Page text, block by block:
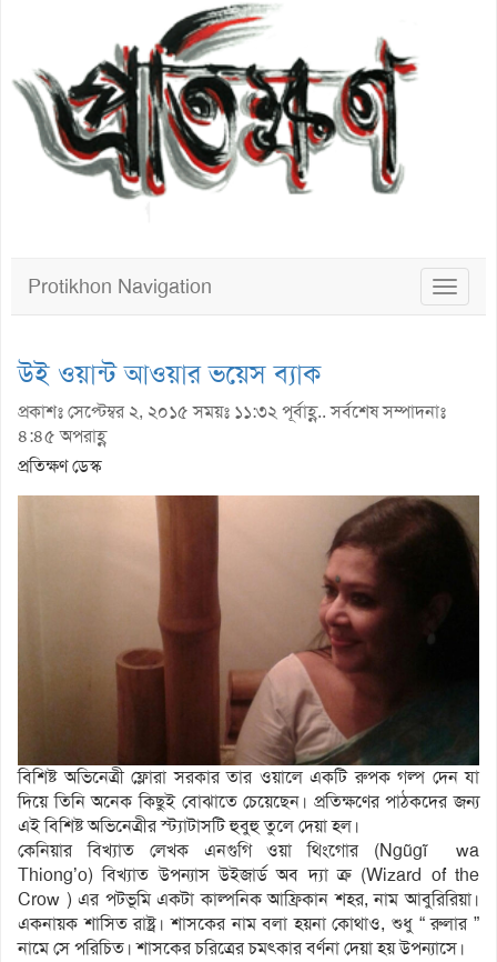
Toggle
Protikhon Navigation
উই ওয়ান্ট আওয়ার ভয়েস ব্যাক
প্রকাশঃ সেপ্টেম্বর ২, ২০১৫ সময়ঃ ১১:৩২ পূর্বাহ্ণ.. সর্বশেষ সম্পাদনাঃ
৪:৪৫ অপরাহ্ণ
প্রতিক্ষণ ডেস্ক
বিশিষ্ট অভিনেত্রী ফ্লোরা সরকার তার ওয়ালে একটি রুপক গল্প দেন যা
দিয়ে তিনি অনেক কিছুই বোঝাতে চেয়েছেন। প্রতিক্ষণের পাঠকদের জন্য
এই বিশিষ্ট অভিনেত্রীর স্ট্যাটাসটি হুবুহু তুলে দেয়া হল।
কেনিয়ার বিখ্যাত লেখক এনগুগি ওয়া থিংগোর (Ngũgĩ wa
Thiong’o) বিখ্যাত উপন্যাস উইজার্ড অব দ্যা ক্র (Wizard of the
Crow ) এর পটভূমি একটা কাল্পনিক আফ্রিকান শহর, নাম আবুরিরিয়া।
একনায়ক শাসিত রাষ্ট্র। শাসকের নাম বলা হয়না কোথাও, শুধু “ রুলার ”
নামে সে পরিচিত। শাসকের চরিত্রের চমৎকার বর্ণনা দেয়া হয় উপন্যাসে।